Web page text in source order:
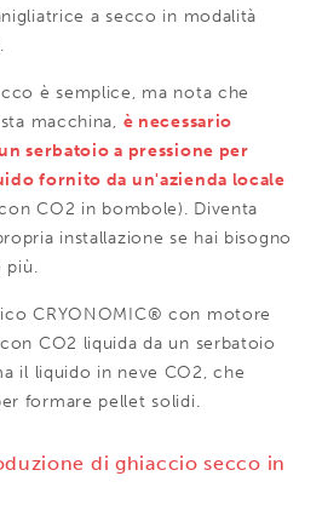
a secco in modalità
è semplice, ma nota che
macchina, è necessario
serbatoio a pressione per
fornito da un'azienda locale
CO2 in bombole). Diventa
installazione se hai bisogno
più.
CRYONOMIC® con motore
CO2 liquida da un serbatoio
il liquido in neve CO2, che
formare pellet solidi.
di ghiaccio secco in